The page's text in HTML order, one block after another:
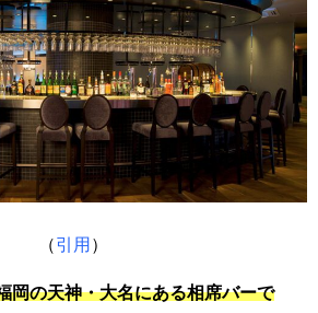
（引用 ）
岡の天神・大名にある相席バーで